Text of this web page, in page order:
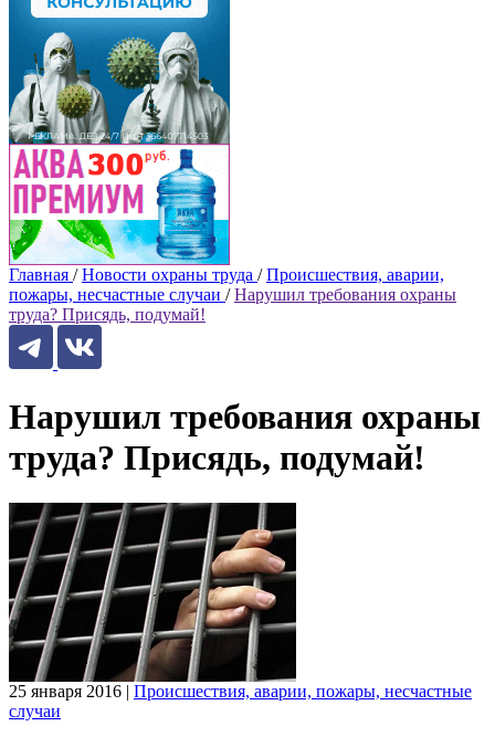
Главная / Новости охраны труда / Происшествия, аварии,
пожары, несчастные случаи / Нарушил требования охраны
труда? Присядь, подумай!
Нарушил требования охраны
труда? Присядь, подумай!
25 января 2016 | Происшествия, аварии, пожары, несчастные
случаи